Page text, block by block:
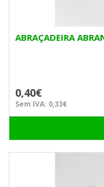
ABRAÇADEIRA
0,40€
Sem IVA: 0,33€